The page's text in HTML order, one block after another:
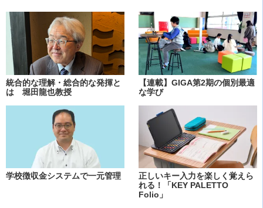
統合的な理解・総合的な発揮と
は 堀田龍也教授
【連載】GIGA第2期の個別最適
な学び
学校徴収金システムで一元管理
正しいキー入力を楽しく覚えら
れる！「KEY PALETTO
Folio」